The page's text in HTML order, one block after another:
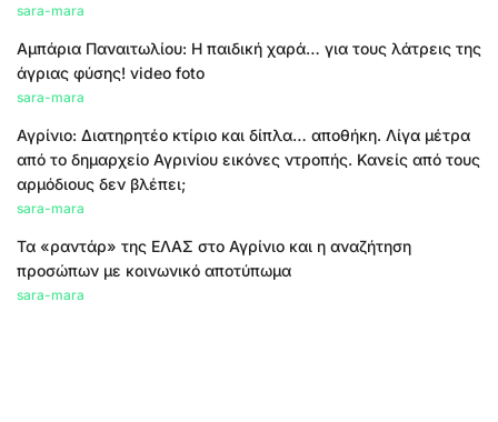
sara-mara
Αμπάρια Παναιτωλίου: Η παιδική χαρά… για τους λάτρεις της
άγριας φύσης! video foto
sara-mara
Αγρίνιο: Διατηρητέο κτίριο και δίπλα… αποθήκη. Λίγα μέτρα
από το δημαρχείο Αγρινίου εικόνες ντροπής. Κανείς από τους
αρμόδιους δεν βλέπει;
sara-mara
Τα «ραντάρ» της ΕΛΑΣ στο Αγρίνιο και η αναζήτηση
προσώπων με κοινωνικό αποτύπωμα
sara-mara